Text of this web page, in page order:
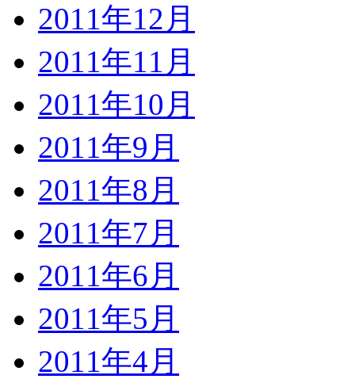
2011年12月
2011年11月
2011年10月
2011年9月
2011年8月
2011年7月
2011年6月
2011年5月
2011年4月